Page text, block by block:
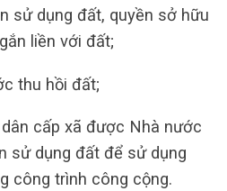
sử dụng đất, quyền sở hữu
liền với đất;
thu hồi đất;
cấp xã được Nhà nước
sử dụng đất để sử dụng
công trình công cộng.